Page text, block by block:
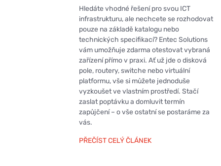
Hledáte vhodné řešení pro svou ICT
infrastrukturu, ale nechcete se rozhodovat
pouze na základě katalogu nebo
technických specifikací? Entec Solutions
vám umožňuje zdarma otestovat vybraná
zařízení přímo v praxi. Ať už jde o disková
pole, routery, switche nebo virtuální
platformu, vše si můžete jednoduše
vyzkoušet ve vlastním prostředí. Stačí
zaslat poptávku a domluvit termín
zapůjčení – o vše ostatní se postaráme za
vás.
PŘEČÍST CELÝ ČLÁNEK